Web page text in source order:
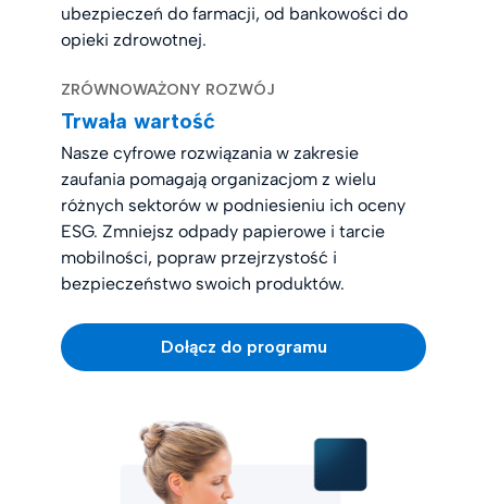
ubezpieczeń do farmacji, od bankowości do
opieki zdrowotnej.
ZRÓWNOWAŻONY ROZWÓJ
Trwała wartość
Nasze cyfrowe rozwiązania w zakresie
zaufania pomagają organizacjom z wielu
różnych sektorów w podniesieniu ich oceny
ESG. Zmniejsz odpady papierowe i tarcie
mobilności, popraw przejrzystość i
bezpieczeństwo swoich produktów.
Dołącz do programu